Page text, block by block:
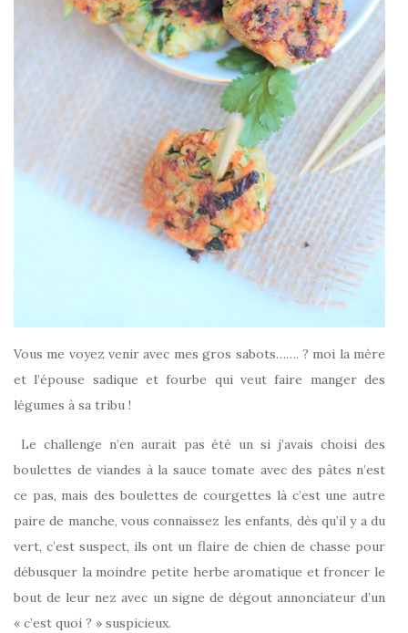
Vous me voyez venir avec mes gros sabots……. ? moi la mère
et l’épouse sadique et fourbe qui veut faire manger des
légumes à sa tribu !
Le challenge n’en aurait pas été un si j’avais choisi des
boulettes de viandes à la sauce tomate avec des pâtes n’est
ce pas, mais des boulettes de courgettes là c’est une autre
paire de manche, vous connaissez les enfants, dès qu’il y a du
vert, c’est suspect, ils ont un flaire de chien de chasse pour
débusquer la moindre petite herbe aromatique et froncer le
bout de leur nez avec un signe de dégout annonciateur d’un
« c’est quoi ? » suspicieux.